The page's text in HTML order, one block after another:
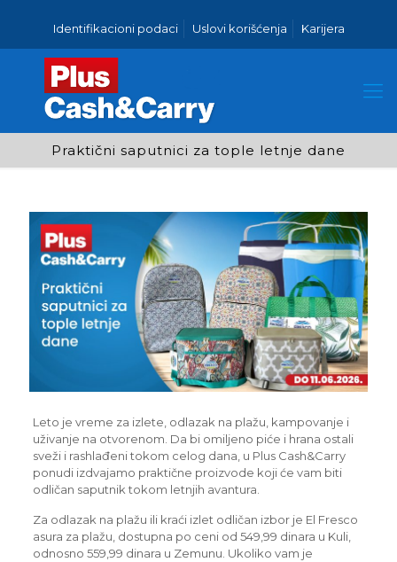
Identifikacioni podaci Uslovi korišćenja Karijera
Praktični saputnici za tople letnje dane
Leto je vreme za izlete, odlazak na plažu, kampovanje i
uživanje na otvorenom. Da bi omiljeno piće i hrana ostali
sveži i rashlađeni tokom celog dana, u Plus Cash&Carry
ponudi izdvajamo praktične proizvode koji će vam biti
odličan saputnik tokom letnjih avantura.
Za odlazak na plažu ili kraći izlet odličan izbor je El Fresco
asura za plažu, dostupna po ceni od 549,99 dinara u Kuli,
odnosno 559,99 dinara u Zemunu. Ukoliko vam je